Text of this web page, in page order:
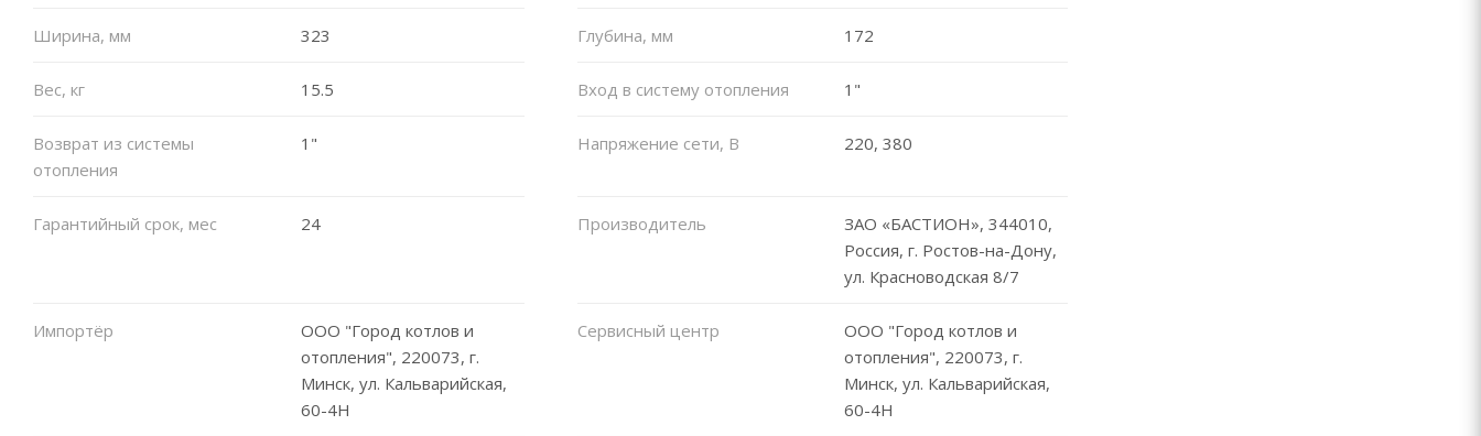
Ширина, мм 323 Глубина, мм 172
Вес, кг 15.5 Вход в систему отопления 1"
Возврат из системы
отопления
1" Напряжение сети, В 220, 380
Гарантийный срок, мес 24 Производитель
ЗАО «БАСТИОН», 344010,
Россия, г. Ростов-на-Дону,
ул. Красноводская 8/7
Импортёр
ООО "Город котлов и
отопления", 220073, г.
Минск, ул. Кальварийская,
60-4Н
Сервисный центр
ООО "Город котлов и
отопления", 220073, г.
Минск, ул. Кальварийская,
60-4Н